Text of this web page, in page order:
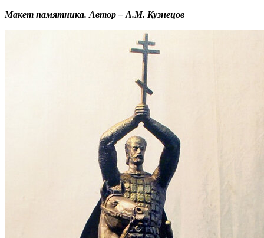
Макет памятника. Автор – А.М. Кузнецов